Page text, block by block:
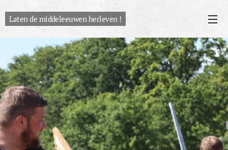
Laten de middeleeuwen herleven !